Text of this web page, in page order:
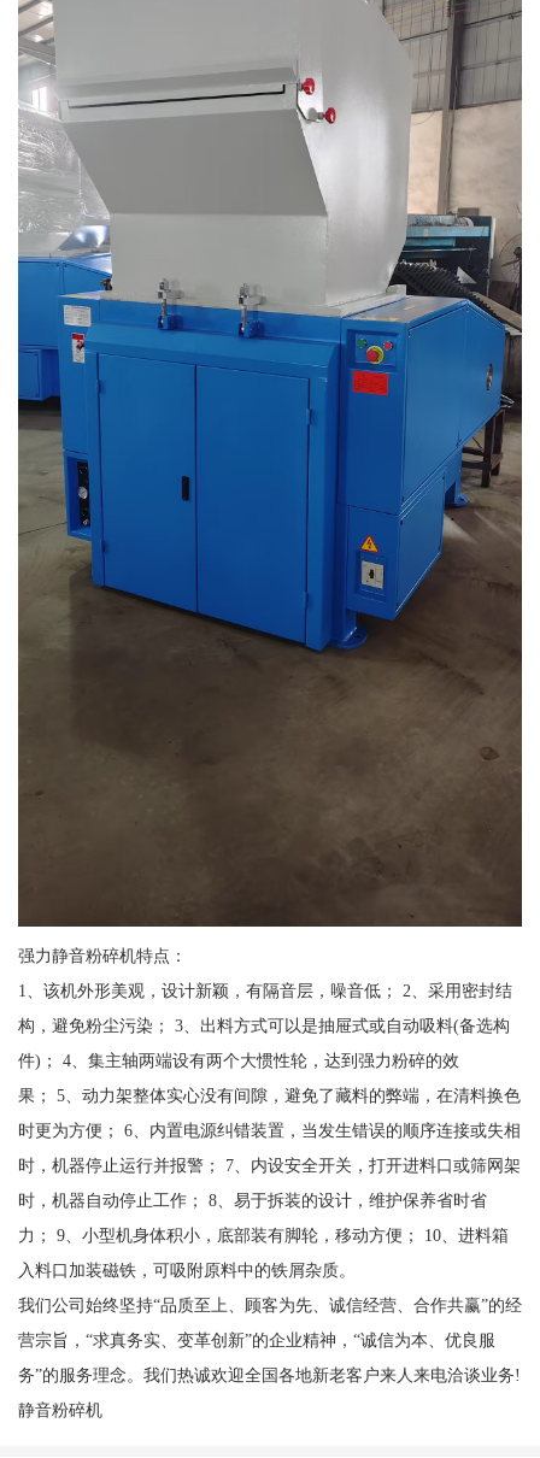
强力静音粉碎机特点：
1、该机外形美观，设计新颖，有隔音层，噪音低； 2、采用密封结
构，避免粉尘污染； 3、出料方式可以是抽屉式或自动吸料(备选构
件)； 4、集主轴两端设有两个大惯性轮，达到强力粉碎的效
果； 5、动力架整体实心没有间隙，避免了藏料的弊端，在清料换色
时更为方便； 6、内置电源纠错装置，当发生错误的顺序连接或失相
时，机器停止运行并报警； 7、内设安全开关，打开进料口或筛网架
时，机器自动停止工作； 8、易于拆装的设计，维护保养省时省
力； 9、小型机身体积小，底部装有脚轮，移动方便； 10、进料箱
入料口加装磁铁，可吸附原料中的铁屑杂质。
我们公司始终坚持“品质至上、顾客为先、诚信经营、合作共赢”的经
营宗旨，“求真务实、变革创新”的企业精神，“诚信为本、优良服
务”的服务理念。我们热诚欢迎全国各地新老客户来人来电洽谈业务!
静音粉碎机